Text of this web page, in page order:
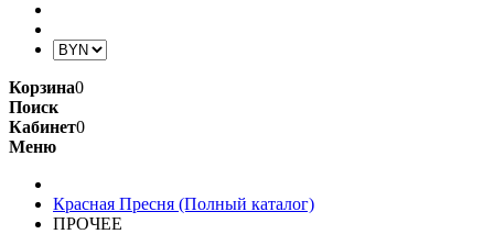
Корзина0
Поиск
Кабинет0
Меню
Красная Пресня (Полный каталог)
ПРОЧЕЕ